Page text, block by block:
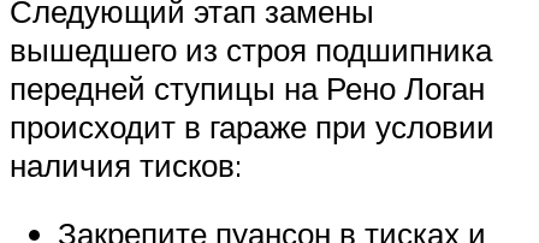
Следующий этап замены
вышедшего из строя подшипника
передней ступицы на Рено Логан
происходит в гараже при условии
наличия тисков:
Закрепите пуансон в тисках и